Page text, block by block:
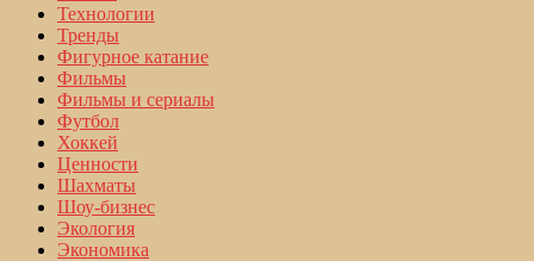
Технологии
Тренды
Фигурное катание
Фильмы
Фильмы и сериалы
Футбол
Хоккей
Ценности
Шахматы
Шоу-бизнес
Экология
Экономика